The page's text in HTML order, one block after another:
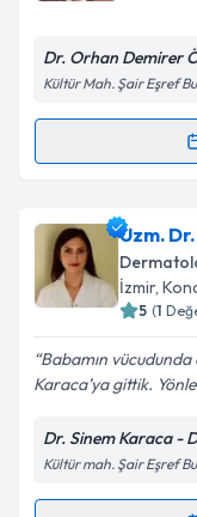
Dr. Orhan Demirer
Kültür Mah. Şair Eşref
Randevu
Uzm. Dr.
oluşturun. Size
takvim
Kişisel
Metni'ni
kapsamda
Uzm.
İzmir,
5 (1
Babamın
Karaca’ya gittik.
Dr. Sinem Karaca -
Kültür mah. Şair Eşref